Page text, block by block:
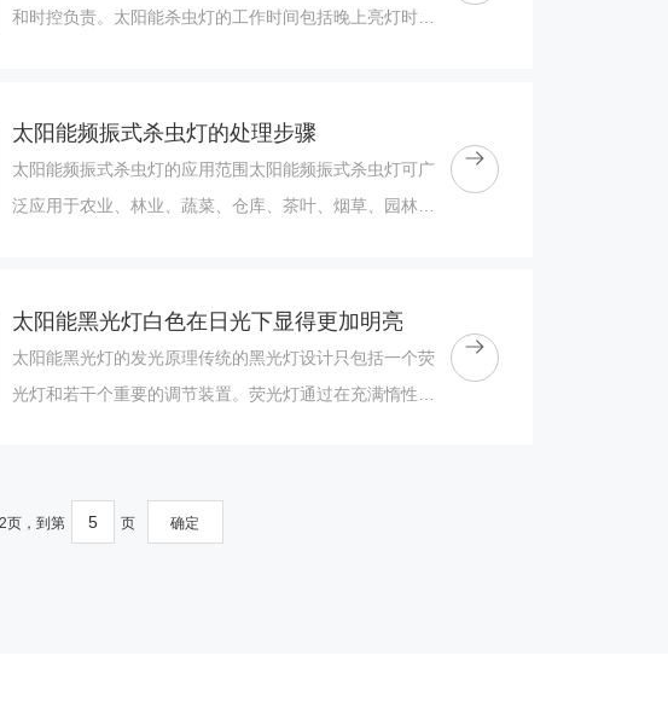
和时控负责。太阳能杀虫灯的工作时间包括晚上亮灯时间
太阳能频振式杀虫灯的处理步骤
太阳能频振式杀虫灯的应用范围太阳能频振式杀虫灯可广
泛应用于农业、林业、蔬菜、仓库、茶叶、烟草、园林、
太阳能黑光灯白色在日光下显得更加明亮
太阳能黑光灯的发光原理传统的黑光灯设计只包括一个荧
光灯和若干个重要的调节装置。荧光灯通过在充满惰性气
页，到第 页 确定